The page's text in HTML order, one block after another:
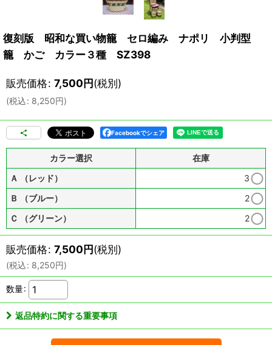
復刻版 昭和な買い物籠 セロ編み ナポリ 小判型
籠 かご カラー３種 SZ398
販売価格: 7,500円(税別)
(税込: 8,250円)
Facebookでシェア
カラー選択
在庫
Ａ （レッド）
3
Ｂ （ブルー）
2
Ｃ （グリーン）
2
販売価格: 7,500円(税別)
(税込: 8,250円)
数量:
返品特約に関する重要事項